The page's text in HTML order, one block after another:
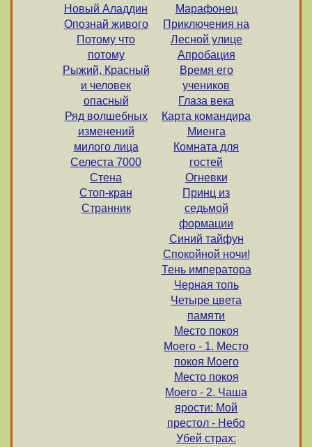
Новый Аладдин
Опознай живого
Потому что
потому
Рыжий, Красный
и человек
опасный
Ряд волшебных
изменений
милого лица
Селеста 7000
Стена
Стоп-кран
Странник
Марафонец
Приключения на
Лесной улице
Апробация
Время его
учеников
Глаза века
Карта командира
Миенга
Комната для
гостей
Огневки
Принц из
седьмой
формации
Синий тайфун
Спокойной ночи!
Тень императора
Черная топь
Четыре цвета
памяти
Место покоя
Моего - 1. Место
покоя Моего
Место покоя
Моего - 2. Чаша
ярости: Мой
престол - Небо
Убей страх: